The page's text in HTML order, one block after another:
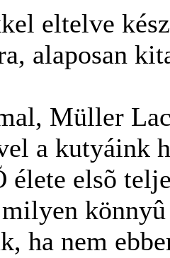
eltelve
alaposan
Müller
a kutyáink
élete elsõ
ha nem